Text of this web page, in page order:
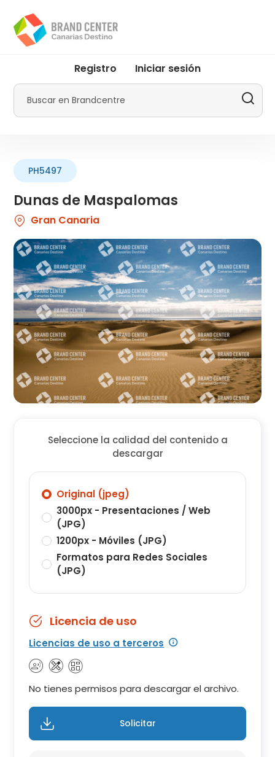
contenido
principal
menu
Promotur
Registro Iniciar sesión
Buscar
Dunas de Maspalomas
PH5497
Gran Canaria
Seleccione la calidad del contenido a
descargar
Original (jpeg)
3000px - Presentaciones / Web
(JPG)
1200px - Móviles (JPG)
Formatos para Redes Sociales
(JPG)
Licencia de uso
Licencias de uso a terceros
No tienes permisos para descargar el archivo.
Solicitar